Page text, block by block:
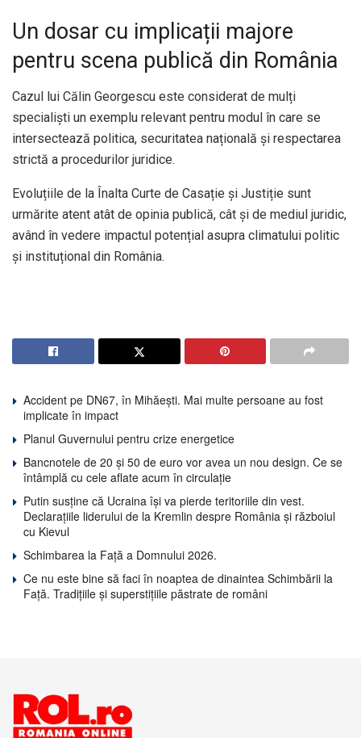
Un dosar cu implicații majore
pentru scena publică din România
Cazul lui Călin Georgescu este considerat de mulți
specialiști un exemplu relevant pentru modul în care se
intersectează politica, securitatea națională și respectarea
strictă a procedurilor juridice.
Evoluțiile de la Înalta Curte de Casație și Justiție sunt
urmărite atent atât de opinia publică, cât și de mediul juridic,
având în vedere impactul potențial asupra climatului politic
și instituțional din România.
Accident pe DN67, în Mihăești. Mai multe persoane au fost
implicate în impact
Planul Guvernului pentru crize energetice
Bancnotele de 20 și 50 de euro vor avea un nou design. Ce se
întâmplă cu cele aflate acum în circulație
Putin susține că Ucraina își va pierde teritoriile din vest.
Declarațiile liderului de la Kremlin despre România și războiul
cu Kievul
Schimbarea la Față a Domnului 2026.
Ce nu este bine să faci în noaptea de dinaintea Schimbării la
Față. Tradițiile și superstițiile păstrate de români